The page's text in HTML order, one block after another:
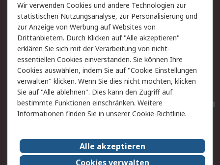
Rücksendungen
Kontakt
Hilfe
Privatkunden
Rechtliches
AGB
Datenschutz
Cookie-Richtlinie
Zahlungsbedingungen
Copyright/Impressum
Entsorgung
Elektrogeräte/Batterien
RS weltweit
Karriere bei RS
Nachhaltigkeit
Wir verwenden Cookies und andere Technologien zur
statistischen Nutzungsanalyse, zur Personalisierung und
zur Anzeige von Werbung auf Websites von
Drittanbietern. Durch Klicken auf "Alle akzeptieren"
erklären Sie sich mit der Verarbeitung von nicht-
essentiellen Cookies einverstanden. Sie können Ihre
Cookies auswählen, indem Sie auf "Cookie Einstellungen
verwalten" klicken. Wenn Sie dies nicht möchten, klicken
Sie auf "Alle ablehnen". Dies kann den Zugriff auf
bestimmte Funktionen einschränken. Weitere
Informationen finden Sie in unsererCookie-Richtlinie.
Alle akzeptieren
Cookies verwalten